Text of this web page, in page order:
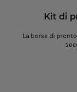
Kit di
La borsa di